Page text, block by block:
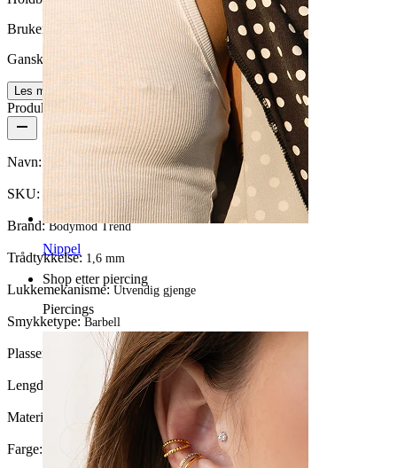
Nippel
Shop etter piercing
Piercings
Brukervennlighet
Ganske enkelt
Les mer
Produktdetaljer
Navn: Brystpiercing med vifte laget av stein
SKU: Nipple-36
Brand:Bodymod Trend
Trådtykkelse: 1,6 mm
Lukkemekanisme: Utvendig gjenge
Smykketype:Barbell
Plassering: Nippel
Lengde:
Materiale: Kirurgisk stål / Messing
Farge: